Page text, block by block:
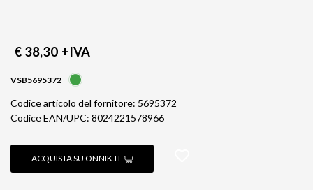
€ 38,30 +IVA
VSB5695372
Codice articolo del fornitore: 5695372
Codice EAN/UPC: 8024221578966
ACQUISTA SU ONNIK.IT